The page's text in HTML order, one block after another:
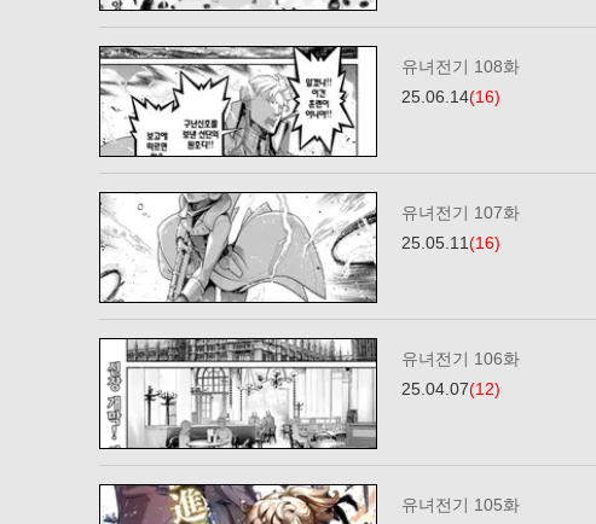
유녀전기 108화
25.06.14(16)
유녀전기 107화
25.05.11(16)
유녀전기 106화
25.04.07(12)
유녀전기 105화